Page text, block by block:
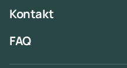
Kontakt
FAQ